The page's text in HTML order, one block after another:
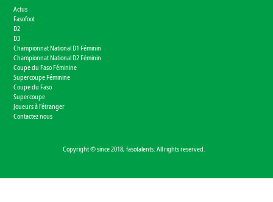
Actus
Fasofoot
D2
D3
Championnat National D1 Féminin
Championnat National D2 Féminin
Coupe du Faso Féminine
Supercoupe Féminine
Coupe du Faso
Supercoupe
Joueurs à l'étranger
Contactez nous
Copyright © since 2018, fasotalents. All rights reserved.